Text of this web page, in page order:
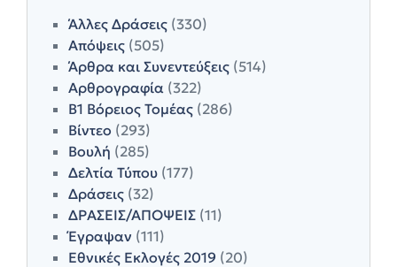
Άλλες Δράσεις (330)
Απόψεις (505)
Άρθρα και Συνεντεύξεις (514)
Αρθρογραφία (322)
Β1 Βόρειος Τομέας (286)
Βίντεο (293)
Βουλή (285)
Δελτία Τύπου (177)
Δράσεις (32)
ΔΡΑΣΕΙΣ/ΑΠΟΨΕΙΣ (11)
Έγραψαν (111)
Εθνικές Εκλογές 2019 (20)